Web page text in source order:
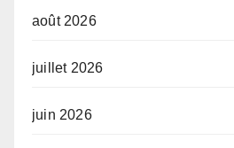
août 2026
juillet 2026
juin 2026